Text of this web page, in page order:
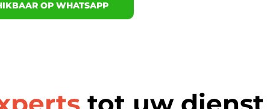
OP WHATSAPP